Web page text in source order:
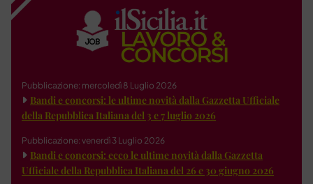
Pubblicazione: mercoledì 8 Luglio 2026
Bandi e concorsi: le ultime novità dalla Gazzetta Ufficiale
della Repubblica Italiana del 3 e 7 luglio 2026
Pubblicazione: venerdì 3 Luglio 2026
Bandi e concorsi: ecco le ultime novità dalla Gazzetta
Ufficiale della Repubblica Italiana del 26 e 30 giugno 2026